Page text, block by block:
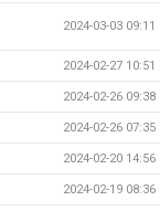
2024-03-03 09:11
2024-02-27 10:51
2024-02-26 09:38
2024-02-26 07:35
2024-02-20 14:56
2024-02-19 08:36